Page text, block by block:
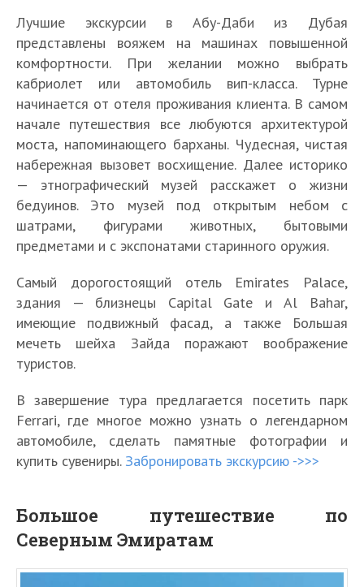
Лучшие экскурсии в Абу-Даби из Дубая
представлены вояжем на машинах повышенной
комфортности. При желании можно выбрать
кабриолет или автомобиль вип-класса. Турне
начинается от отеля проживания клиента. В самом
начале путешествия все любуются архитектурой
моста, напоминающего барханы. Чудесная, чистая
набережная вызовет восхищение. Далее историко
— этнографический музей расскажет о жизни
бедуинов. Это музей под открытым небом с
шатрами, фигурами животных, бытовыми
предметами и с экспонатами старинного оружия.
Самый дорогостоящий отель Emirates Palace,
здания — близнецы Capital Gate и Al Bahar,
имеющие подвижный фасад, а также Большая
мечеть шейха Зайда поражают воображение
туристов.
В завершение тура предлагается посетить парк
Ferrari, где многое можно узнать о легендарном
автомобиле, сделать памятные фотографии и
купить сувениры. Забронировать экскурсию ->>>
Большое путешествие по
Северным Эмиратам